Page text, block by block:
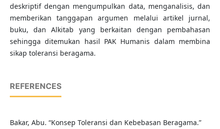
deskriptif dengan mengumpulkan data, menganalisis, dan
memberikan tanggapan argumen melalui artikel jurnal,
buku, dan Alkitab yang berkaitan dengan pembahasan
sehingga ditemukan hasil PAK Humanis dalam membina
sikap toleransi beragama.
REFERENCES
Bakar, Abu. “Konsep Toleransi dan Kebebasan Beragama.”